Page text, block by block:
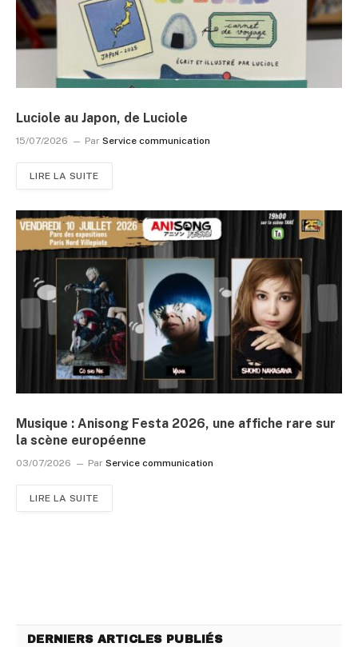
Luciole au Japon, de Luciole
15/07/2026 Par Service communication
LIRE LA SUITE
Musique : Anisong Festa 2026, une affiche rare sur
la scène européenne
03/07/2026 Par Service communication
LIRE LA SUITE
DERNIERS ARTICLES PUBLIÉS